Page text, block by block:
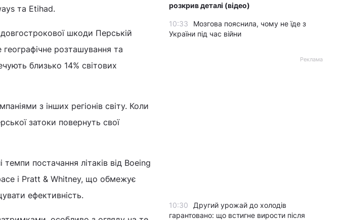
та Etihad.
шкоди Перській
географічне розташування та
близько 14% світових
з інших регіонів світу. Коли
затоки повернуть свої
постачання літаків від Boeing
і Pratt & Whitney, що обмежує
ефективність.
розкрив деталі (відео)
10:33
Мозгова пояснила, чому не їде з
України під час війни
Реклама
10:30
Другий урожай до холодів
гарантовано: що встигне вирости після